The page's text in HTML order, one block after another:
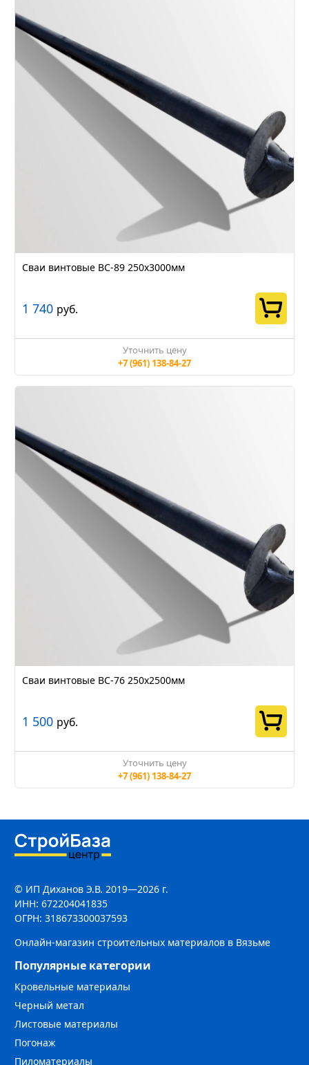
Сваи винтовые ВС-89 250х3000мм
1 740 руб.
Уточнить цену
+7 (961) 138-84-27
Сваи винтовые ВС-76 250х2500мм
1 500 руб.
Уточнить цену
+7 (961) 138-84-27
© ИП Диханов Э.В. 2019—2026 г.
ИНН: 672204041835
ОГРН: 318673300037593
Онлайн-магазин строительных материалов в Вязьме
Популярные категории
Кровельные материалы
Черный метал
Листовые материалы
Погонаж
Пиломатериалы